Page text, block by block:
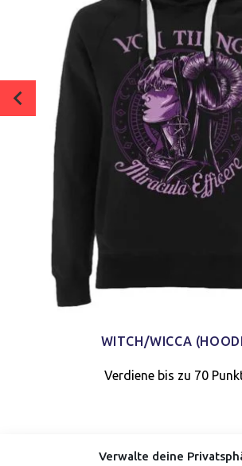
Verwalte deine
WITCH/WICCA
Verdiene bis zu 70